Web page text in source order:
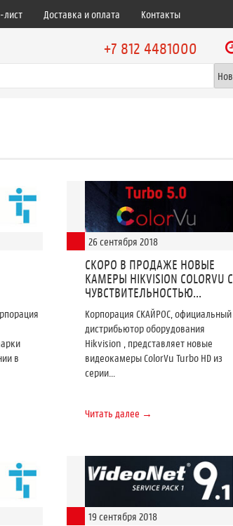
лист Доставка и оплата Контакты
+7 812 4481000
в
26 сентября 2018
СКОРО В ПРОДАЖЕ НОВЫЕ
КАМЕРЫ HIKVISION COLORVU С
ЧУВСТВИТЕЛЬНОСТЬЮ...
Корпорация СКАЙРОС, официальный
дистрибьютор оборудования
Hikvision , представляет новые
видеокамеры ColorVu Turbo HD из
серии...
Читать далее →
19 сентября 2018